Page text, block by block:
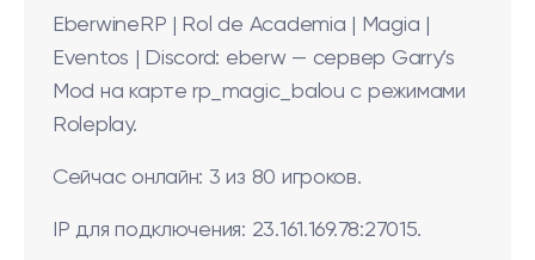
EberwineRP | Rol de Academia | Magia |
Eventos | Discord: eberw — сервер Garry’s
Mod на карте rp_magic_balou с режимами
Roleplay.
Сейчас онлайн: 3 из 80 игроков.
IP для подключения: 23.161.169.78:27015.